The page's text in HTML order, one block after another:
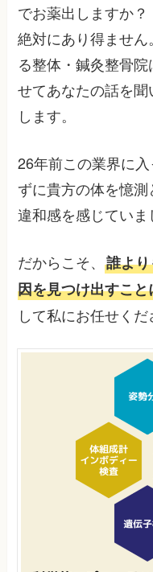
でお薬出しますか？
絶対にあり得ませ
る整体・鍼灸整骨
せてあなたの話を
します。
26年前この業界に
ずに貴方の体を憶
違和感を感じていま
だからこそ、誰よ
因を見つけ出すこ
して私にお任せくだ